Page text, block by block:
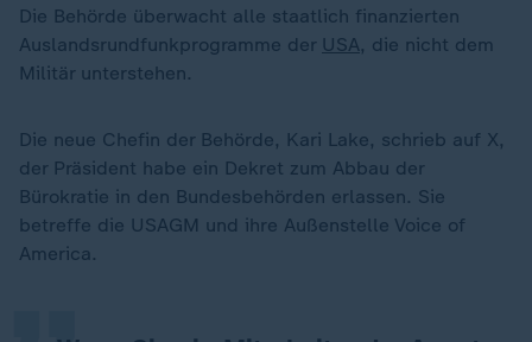
Die Behörde überwacht alle staatlich finanzierten
Auslandsrundfunkprogramme der USA, die nicht dem
Militär unterstehen.
Die neue Chefin der Behörde, Kari Lake, schrieb auf X,
der Präsident habe ein Dekret zum Abbau der
Bürokratie in den Bundesbehörden erlassen. Sie
betreffe die USAGM und ihre Außenstelle Voice of
America.
„